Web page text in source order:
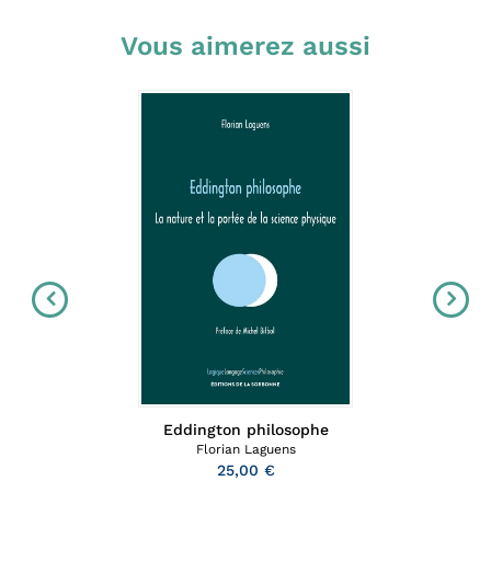
Vous aimerez aussi
Eddington philosophe
Florian Laguens
25,00 €